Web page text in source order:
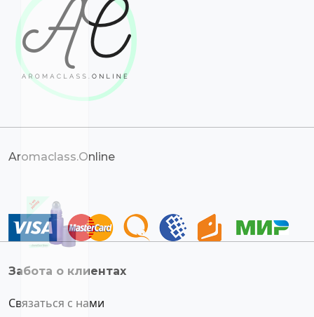
Aromaclass.Online
Забота о клиентах
Связаться с нами